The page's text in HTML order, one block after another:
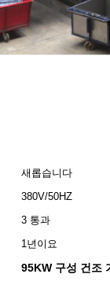
새롭습니다
380V/50HZ
3 통과
1년이요
95KW 구성 건조